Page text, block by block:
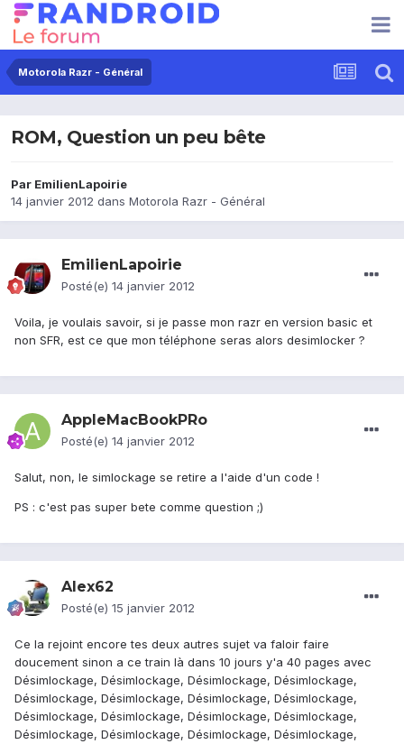
Motorola Razr - Général
ROM, Question un peu bête
Par EmilienLapoirie
14 janvier 2012 dans Motorola Razr - Général
EmilienLapoirie
Posté(e) 14 janvier 2012
Voila, je voulais savoir, si je passe mon razr en version basic et
non SFR, est ce que mon téléphone seras alors desimlocker ?
AppleMacBookPRo
Posté(e) 14 janvier 2012
Salut, non, le simlockage se retire a l'aide d'un code !
PS : c'est pas super bete comme question ;)
Alex62
Posté(e) 15 janvier 2012
Ce la rejoint encore tes deux autres sujet va faloir faire
doucement sinon a ce train là dans 10 jours y'a 40 pages avec
Désimlockage, Désimlockage, Désimlockage, Désimlockage,
Désimlockage, Désimlockage, Désimlockage, Désimlockage,
Désimlockage, Désimlockage, Désimlockage, Désimlockage,
Désimlockage, Désimlockage, Désimlockage, Désimlockage,